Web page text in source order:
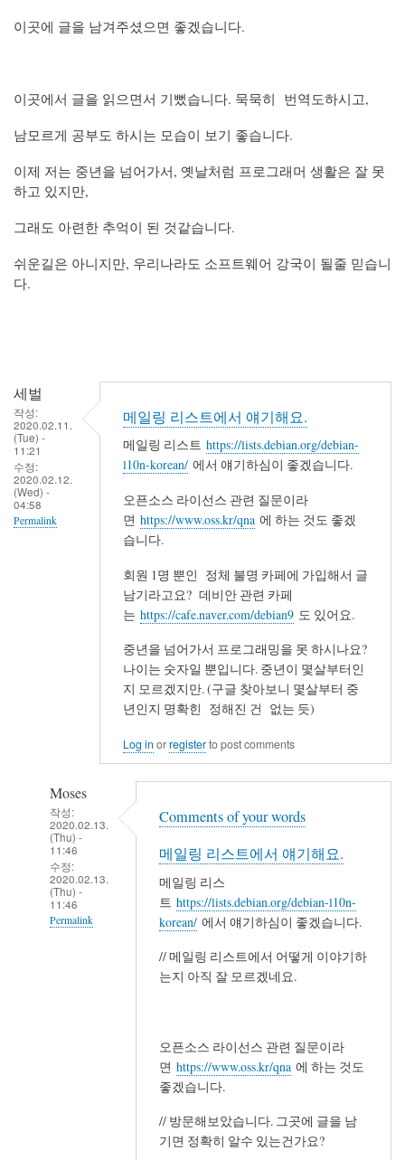
이곳에 글을 남겨주셨으면 좋겠습니다.
이곳에서 글을 읽으면서 기뻤습니다. 묵묵히 번역도하시고,
남모르게 공부도 하시는 모습이 보기 좋습니다.
이제 저는 중년을 넘어가서, 옛날처럼 프로그래머 생활은 잘 못
하고 있지만,
그래도 아련한 추억이 된 것같습니다.
쉬운길은 아니지만, 우리나라도 소프트웨어 강국이 될줄 믿습니
다.
세벌
작성:
2020.02.11.
(Tue) -
11:21
수정:
2020.02.12.
(Wed) -
04:58
Permalink
메일링 리스트에서 얘기해요.
메일링 리스트 https://lists.debian.org/debian-
l10n-korean/ 에서 얘기하심이 좋겠습니다.
오픈소스 라이선스 관련 질문이라
면 https://www.oss.kr/qna 에 하는 것도 좋겠
습니다.
회원 1명 뿐인 정체 불명 카페에 가입해서 글
남기라고요? 데비안 관련 카페
는 https://cafe.naver.com/debian9 도 있어요.
중년을 넘어가서 프로그래밍을 못 하시나요?
나이는 숫자일 뿐입니다. 중년이 몇살부터인
지 모르겠지만. (구글 찾아보니 몇살부터 중
년인지 명확힌 정해진 건 없는 듯)
Log in orregisterto post comments
Moses
작성:
2020.02.13.
(Thu) -
11:46
수정:
2020.02.13.
(Thu) -
11:46
Permalink
Comments of your words
메일링 리스트에서 얘기해요.
메일링 리스
트 https://lists.debian.org/debian-l10n-
korean/ 에서 얘기하심이 좋겠습니다.
// 메일링 리스트에서 어떻게 이야기하
는지 아직 잘 모르겠네요.
오픈소스 라이선스 관련 질문이라
면 https://www.oss.kr/qna 에 하는 것도
좋겠습니다.
// 방문해보았습니다. 그곳에 글을 남
기면 정확히 알수 있는건가요?